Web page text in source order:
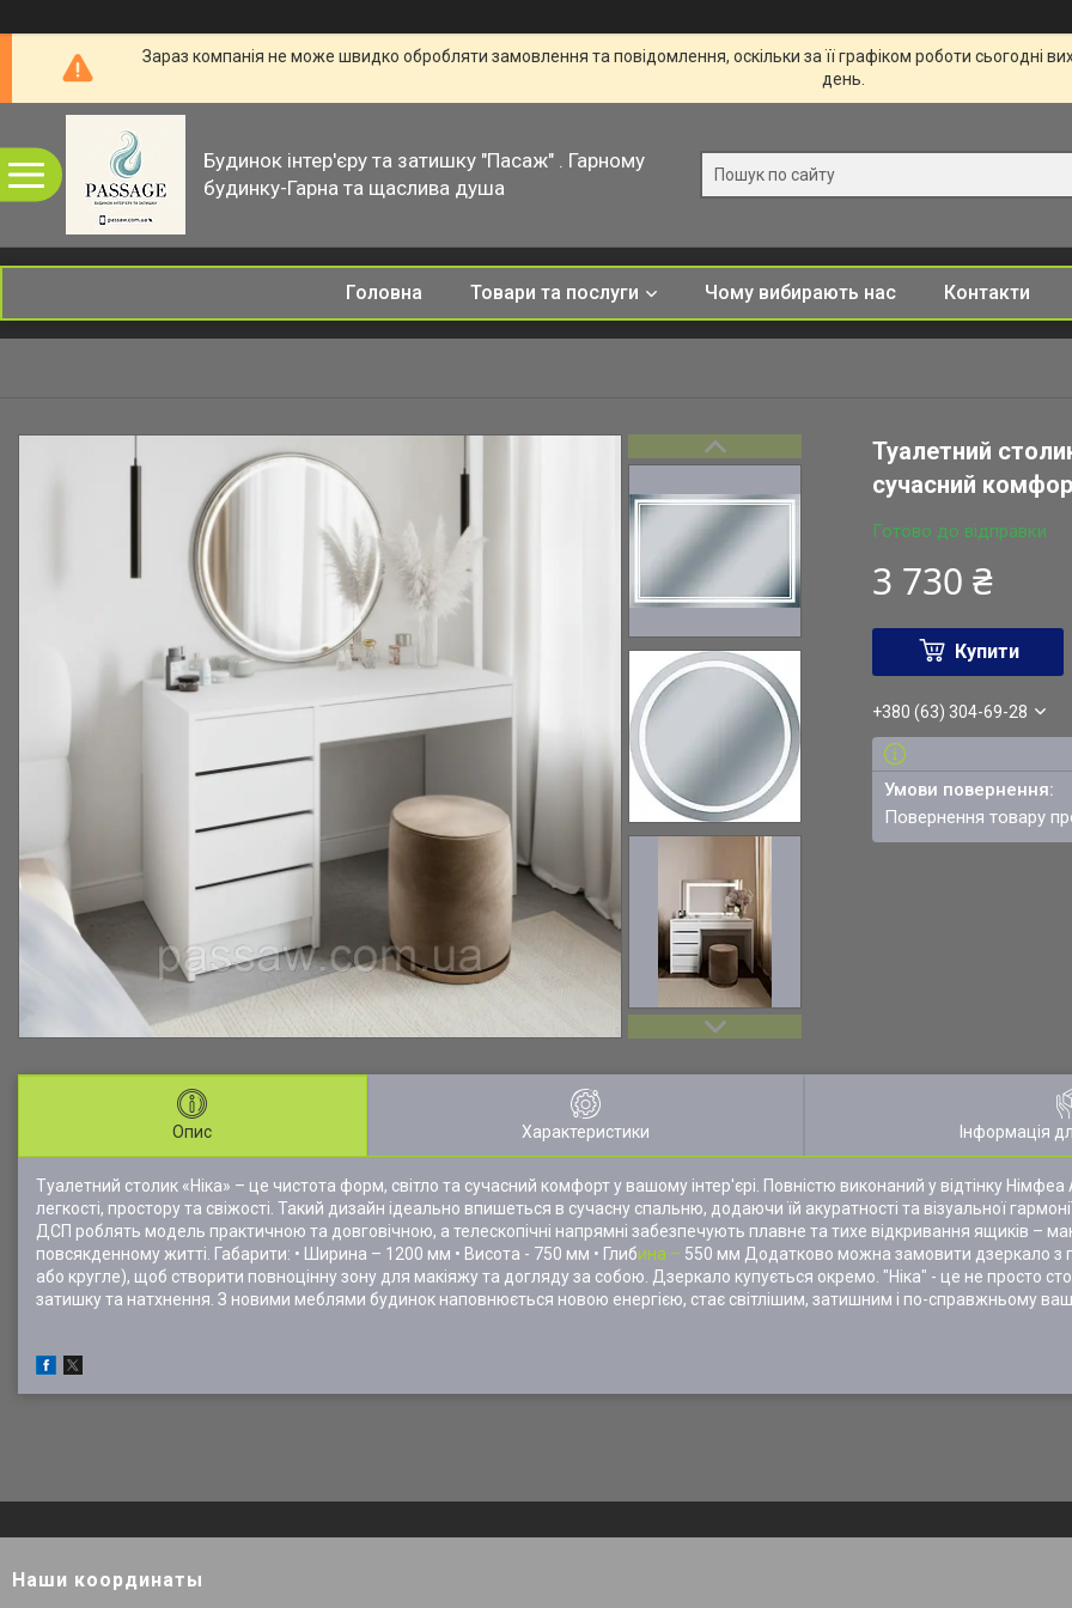
Зараз компанія не може швидко обробляти замовлення та повідомлення, оскільки за її графіком роботи сьогодні
день.
Будинок інтер'єру та затишку "Пасаж" . Гарному
будинку-Гарна та щаслива душа
Головна Товари та послуги Чому вибирають нас Контакти
Туалетний
сучасний
Готово до відправки
3 730 ₴
Купити
+380 (63) 304-69-28
повернення товару
Опис Характеристики Інформація
Туалетний столик «Ніка» – це чистота форм, світло та сучасний комфорт у вашому інтер'єрі. Повністю виконаний у відтінку Німфеа
легкості, простору та свіжості. Такий дизайн ідеально впишеться в сучасну спальню, додаючи їй акуратності та візуальної
ДСП роблять модель практичною та довговічною, а телескопічні напрямні забезпечують плавне та тихе відкривання ящиків –
повсякденному житті. Габарити: • Ширина – 1200 мм • Висота - 750 мм • Глибина – 550 мм Додатково можна замовити дзеркало з
або кругле), щоб створити повноцінну зону для макіяжу та догляду за собою. Дзеркало купується окремо. "Ніка" - це не просто
затишку та натхнення. З новими меблями будинок наповнюється новою енергією, стає світлішим, затишним і по-справжньому
Наши координаты